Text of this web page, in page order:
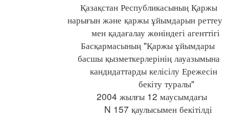
Қазақстан Республикасының Қаржы
нарығын және қаржы ұйымдарын реттеу
мен қадағалау жөніндегі агенттігі
Басқармасының "Қаржы ұйымдары
басшы қызметкерлерінің лауазымына
кандидаттарды келісілу Ережесін
бекіту туралы"
2004 жылғы 12 маусымдағы
N 157 қаулысымен бекітілді